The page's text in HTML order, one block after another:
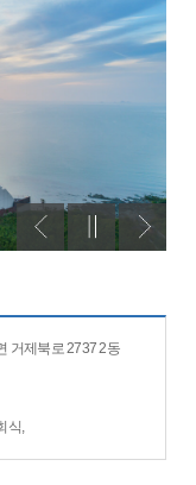
거제북로 2737 2동
식,